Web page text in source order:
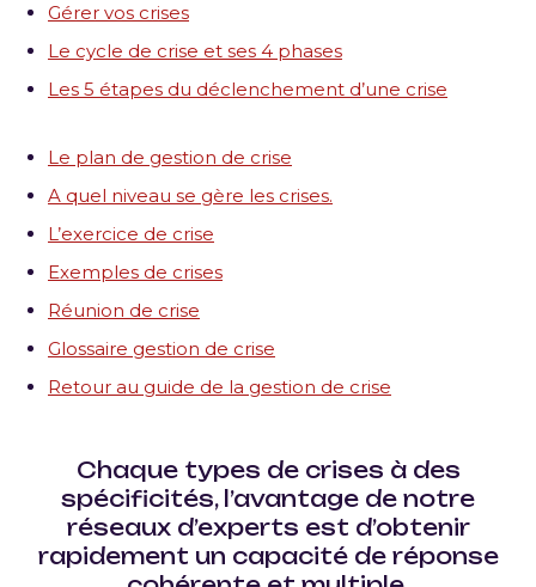
Gérer vos crises
Le cycle de crise et ses 4 phases
Les 5 étapes du déclenchement d’une crise
Le plan de gestion de crise
A quel niveau se gère les crises.
L’exercice de crise
Exemples de crises
Réunion de crise
Glossaire gestion de crise
Retour au guide de la gestion de crise
Chaque types de crises à des
spécificités, l’avantage de notre
réseaux d’experts est d’obtenir
rapidement un capacité de réponse